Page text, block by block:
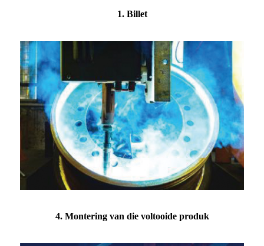
1. Billet
4. Montering van die voltooide produk